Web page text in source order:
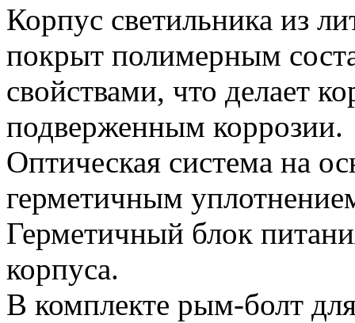
Корпус светильника из
покрыт полимерным
свойствами, что делает
подверженным коррозии.
Оптическая система на
герметичным
Герметичный блок
корпуса.
В комплекте рым-болт